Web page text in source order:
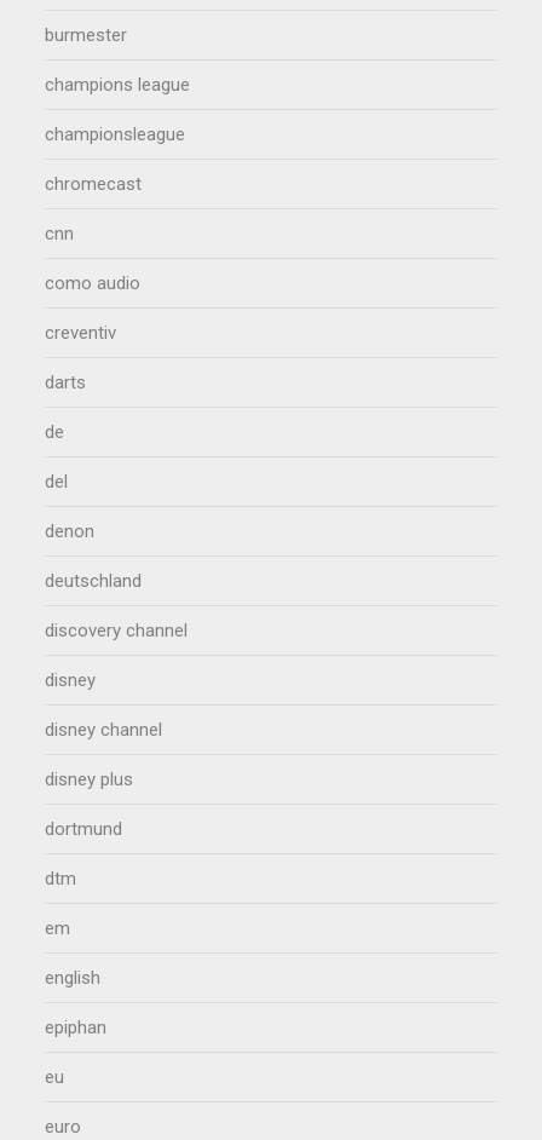
burmester
champions league
championsleague
chromecast
cnn
como audio
creventiv
darts
de
del
denon
deutschland
discovery channel
disney
disney channel
disney plus
dortmund
dtm
em
english
epiphan
eu
euro